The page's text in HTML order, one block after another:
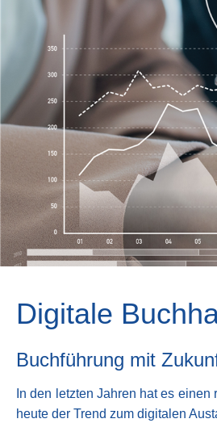
Digitale
Buchführung mit
In den letzten Jahren hat es
heute der Trend zum digitalen